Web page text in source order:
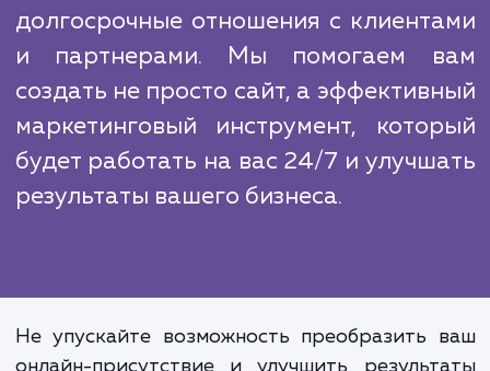
систем, чтобы повысить его
привлечь ещё больше потенциальных
Корпоративный сайт – это
представить свою
продукты в лучшем свете,